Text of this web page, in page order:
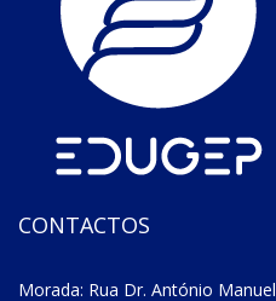
CONTACTOS
Morada: Rua Dr. António